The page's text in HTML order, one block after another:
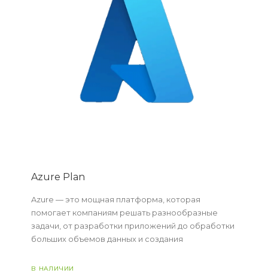
Azure Plan
Azure — это мощная платформа, которая
помогает компаниям решать разнообразные
задачи, от разработки приложений до обработки
больших объемов данных и создания
какие задачи стоят п...
В НАЛИЧИИ